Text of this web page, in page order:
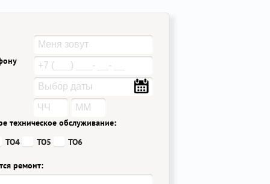
техническое обслуживание:
ТО4 ТО5 ТО6
ремонт: